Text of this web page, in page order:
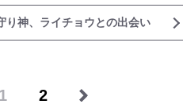
神、ライチョウとの出会い
2
ニー 自然と写真を楽しむ日々